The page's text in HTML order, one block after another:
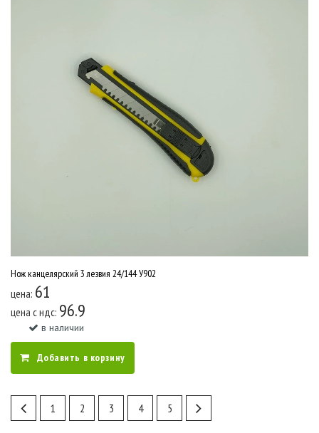
Нож канцелярский 3 лезвия 24/144 У902
цена: 61
цена c ндс: 96.9
в наличии
Добавить в корзину
1 2 3 4 5